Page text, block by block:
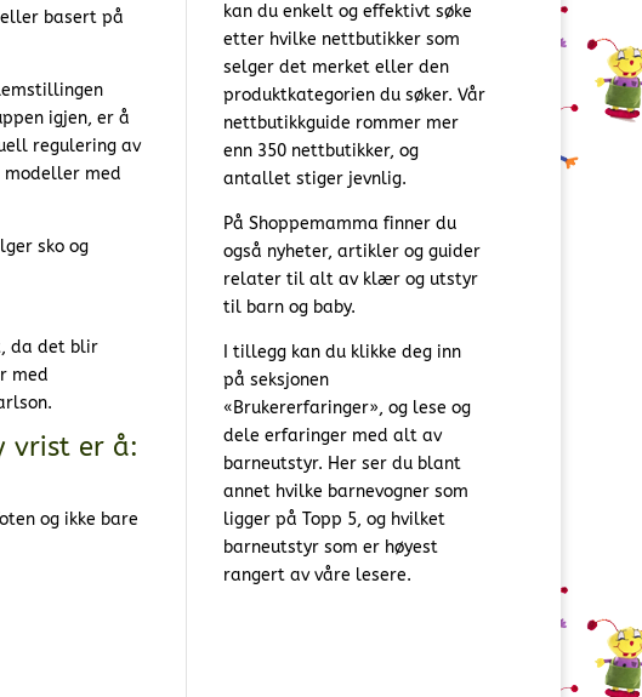
basert på
igjen, er å
regulering av
modeller med
sko og
da det blir
med
vrist er å:
og ikke bare
kan du enkelt og effektivt søke
etter hvilke nettbutikker som
selger det merket eller den
produktkategorien du søker. Vår
nettbutikkguide rommer mer
enn 350 nettbutikker, og
antallet stiger jevnlig.
På Shoppemamma finner du
også nyheter, artikler og guider
relater til alt av klær og utstyr
til barn og baby.
I tillegg kan du klikke deg inn
på seksjonen
«Brukererfaringer», og lese og
dele erfaringer med alt av
barneutstyr. Her ser du blant
annet hvilke barnevogner som
ligger på Topp 5, og hvilket
barneutstyr som er høyest
rangert av våre lesere.